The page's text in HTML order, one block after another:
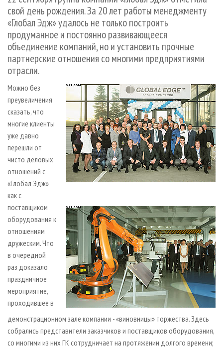
СУШКА ДРЕВЕСИНЫ
ПРОИЗВОДСТВО ДРЕВЕСНЫХ ПЛИТ
ДЕРЕВЯННОЕ ДОМОСТРОЕНИЕ
ПРОИЗВОДСТВО МЕБЕЛИ
БИОЭНЕРГЕТИКА
ЦБП
ИНСТРУМЕНТ И МАТЕРИАЛЫ
ПЕРСОНЫ
МОБИЛЬНЫЕ ВЫСТАВКИ
ОФИЦИАЛЬНЫЕ ДЕЛЕГАЦИИ
ПРИОРИТЕТНЫЕ ИНВЕСТПРОЕКТЫ
RUSSIAN FORESTRY REVIEW
ГАЗЕТА ЛЕСПРОМФОРУМ
БИБЛИОТЕКА СПЕЦИАЛИСТА
КОНТАКТЫ
РЕКЛАМА
РЕКЛАМА НА САЙТЕ
свой день рождения. За 20 лет работы менеджменту
«Глобал Эдж» удалось не только построить
продуманное и постоянно развивающееся
объединение компаний, но и установить прочные
партнерские отношения со многими предприятиями
отрасли.
Можно без
преувеличения
сказать, что
многие клиенты
уже давно
перешли от
чисто деловых
отношений с
«Глобал Эдж»
как с
поставщиком
оборудования к
отношениям
дружеским. Что
в очередной
раз доказало
праздничное
мероприятие,
проходившее в
демонстрационном зале компании - «виновницы» торжества. Здесь
собрались представители заказчиков и поставщиков оборудования,
со многими из них ГК сотрудничает на протяжении долгого времени;